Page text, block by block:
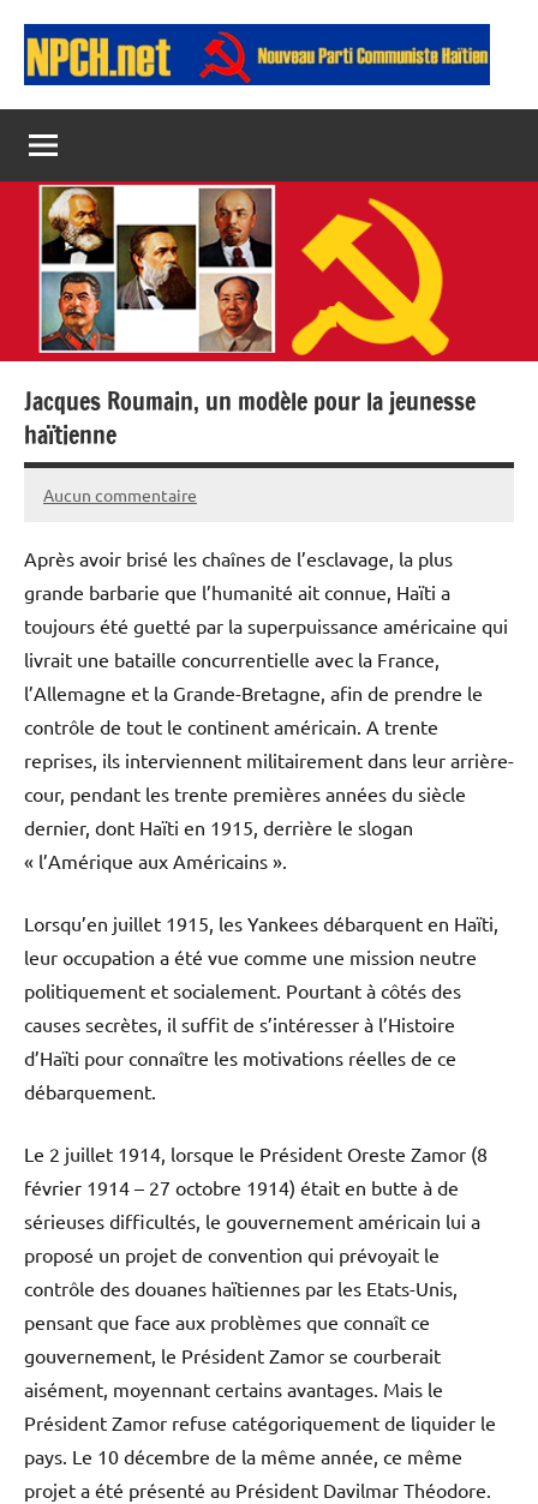
contenu
Npch
COMMUNISTE
HAÏTIEN
Jacques Roumain, un modèle pour la jeunesse
haïtienne
21
2026
Jean
Aucun commentaire
Après avoir brisé les chaînes de l’esclavage, la plus
grande barbarie que l’humanité ait connue, Haïti a
toujours été guetté par la superpuissance américaine qui
livrait une bataille concurrentielle avec la France,
l’Allemagne et la Grande-Bretagne, afin de prendre le
contrôle de tout le continent américain. A trente
reprises, ils interviennent militairement dans leur arrière-
cour, pendant les trente premières années du siècle
dernier, dont Haïti en 1915, derrière le slogan
« l’Amérique aux Américains ».
Lorsqu’en juillet 1915, les Yankees débarquent en Haïti,
leur occupation a été vue comme une mission neutre
politiquement et socialement. Pourtant à côtés des
causes secrètes, il suffit de s’intéresser à l’Histoire
d’Haïti pour connaître les motivations réelles de ce
débarquement.
Le 2 juillet 1914, lorsque le Président Oreste Zamor (8
février 1914 – 27 octobre 1914) était en butte à de
sérieuses difficultés, le gouvernement américain lui a
proposé un projet de convention qui prévoyait le
contrôle des douanes haïtiennes par les Etats-Unis,
pensant que face aux problèmes que connaît ce
gouvernement, le Président Zamor se courberait
aisément, moyennant certains avantages. Mais le
Président Zamor refuse catégoriquement de liquider le
pays. Le 10 décembre de la même année, ce même
projet a été présenté au Président Davilmar Théodore.